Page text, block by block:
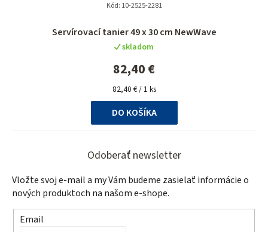
Servírovací tanier 49 x 30 cm NewWave
skladom
82,40 €
Jednotková
cena:
82,40 € / 1 ks
DO KOŠÍKA
Kód: 10-2525-2281
Odoberať newsletter
Vložte svoj e-mail a my Vám budeme zasielať informácie o
nových produktoch na našom e-shope.
Email